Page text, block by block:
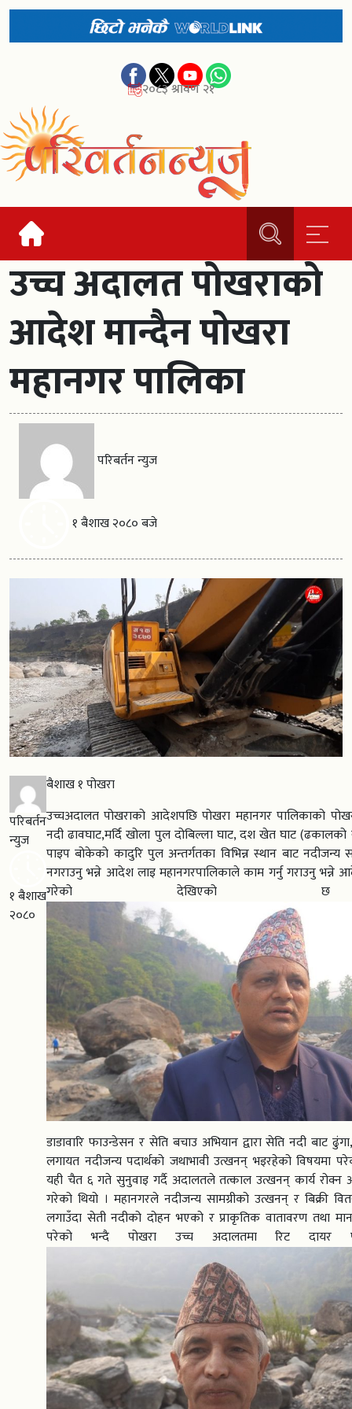
२०८३ श्रावण २१
उच्च अदालत पोखराको
आदेश मान्दैन पोखरा
महानगर पालिका
परिबर्तन न्युज
१ बैशाख २०८० बजे
परिबर्तन
न्युज
१ बैशाख
२०८०
बैशाख १ पोखरा
उच्चअदालत पोखराको आदेशपछि पोखरा महानगर पालिकाको
नदी ढावघाट,मर्दि खोला पुल दोबिल्ला घाट, दश खेत घाट (ढकालको
पाइप बोकेको कादुरि पुल अन्तर्गतका विभिन्न स्थान बाट नदीजन्य
नगराउनु भन्ने आदेश लाइ महानगरपालिकाले काम गर्नु गराउनु
गरेको
डाडावारि फाउन्डेसन र सेति बचाउ अभियान द्वारा सेति नदी बाट
लगायत नदीजन्य पदार्थको जथाभावी उत्खनन् भइरहेको विषयमा
यही चैत ६ गते सुनुवाइ गर्दै अदालतले तत्काल उत्खनन् कार्य रोक्न
गरेको थियो । महानगरले नदीजन्य सामग्रीको उत्खनन् र बिक्री
लगाउँदा सेती नदीको दोहन भएको र प्राकृतिक वातावरण तथा
परेको भन्दै पोखरा उच्च अदालतमा रिट दायर